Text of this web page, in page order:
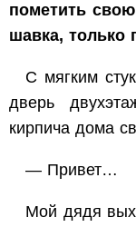
пометить
шавка, только
С мягким
дверь
кирпича дома
— Привет…
Мой дядя